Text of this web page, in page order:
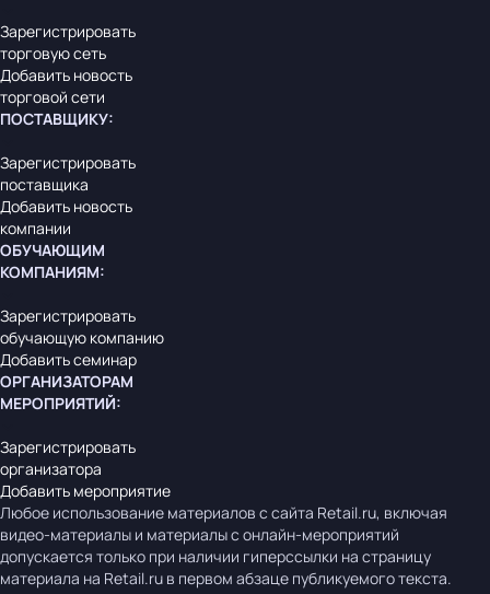
Зарегистрировать
торговую сеть
Добавить новость
торговой сети
ПОСТАВЩИКУ:
Зарегистрировать
поставщика
Добавить новость
компании
ОБУЧАЮЩИМ
КОМПАНИЯМ:
Зарегистрировать
обучающую компанию
Добавить семинар
ОРГАНИЗАТОРАМ
МЕРОПРИЯТИЙ:
Зарегистрировать
организатора
Добавить мероприятие
Любое использование материалов с сайта Retail.ru, включая
видео-материалы и материалы с онлайн-мероприятий
допускается только при наличии гиперссылки на страницу
материала на Retail.ru в первом абзаце публикуемого текста.